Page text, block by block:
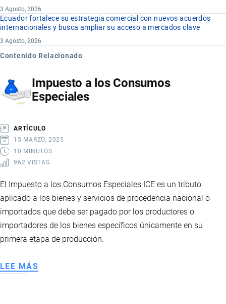
3 Agosto, 2026
Ecuador fortalece su estrategia comercial con nuevos acuerdos
internacionales y busca ampliar su acceso a mercados clave
3 Agosto, 2026
Contenido Relacionado
Impuesto a los Consumos
Especiales
ARTÍCULO
15 MARZO, 2025
10 MINUTOS
962 VISTAS
El Impuesto a los Consumos Especiales ICE es un tributo
aplicado a los bienes y servicios de procedencia nacional o
importados que debe ser pagado por los productores o
importadores de los bienes específicos únicamente en su
primera etapa de producción.
LEE MÁS